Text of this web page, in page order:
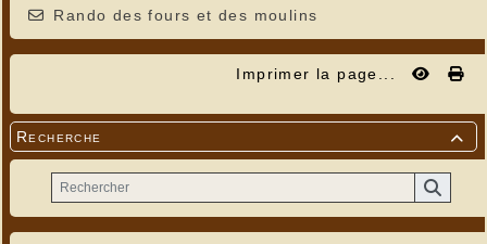
Rando des fours et des moulins
Imprimer la page...

Recherche